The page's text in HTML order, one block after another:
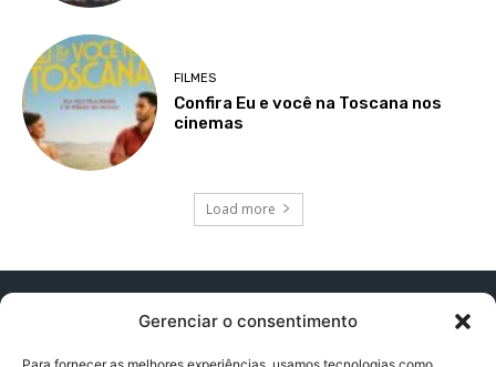
Gerenciar o consentimento
FILMES
Confira Eu e você na Toscana nos
cinemas
Load more